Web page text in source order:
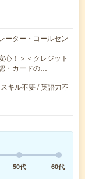
ーター・コールセン
心！＞＜クレジット
・カードの…
キル不要 / 英語力不
50代
60代